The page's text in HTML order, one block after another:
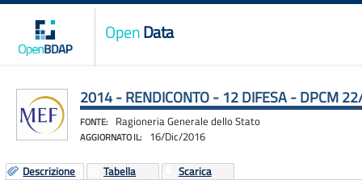
OpenData
2014 - RENDICONTO - 12 DIFESA - DPCM
FONTE: Ragioneria Generale dello Stato
AGGIORNATO IL: 16/Dic/2016
Descrizione Tabella Scarica